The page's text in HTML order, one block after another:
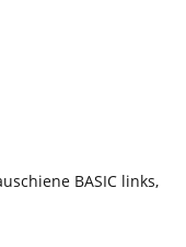
BASIC links,